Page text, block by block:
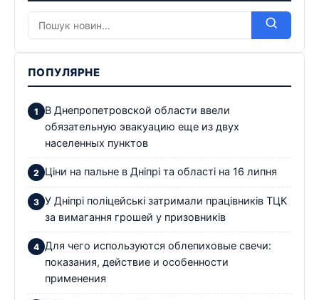
ПОПУЛЯРНЕ
В Днепропетровской области ввели
обязательную эвакуацию еще из двух
населенных пунктов
Ціни на пальне в Дніпрі та області на 16 липня
У Дніпрі поліцейські затримали працівників ТЦК
за вимагання грошей у призовників
Для чего используются облепиховые свечи:
показания, действие и особенности
применения